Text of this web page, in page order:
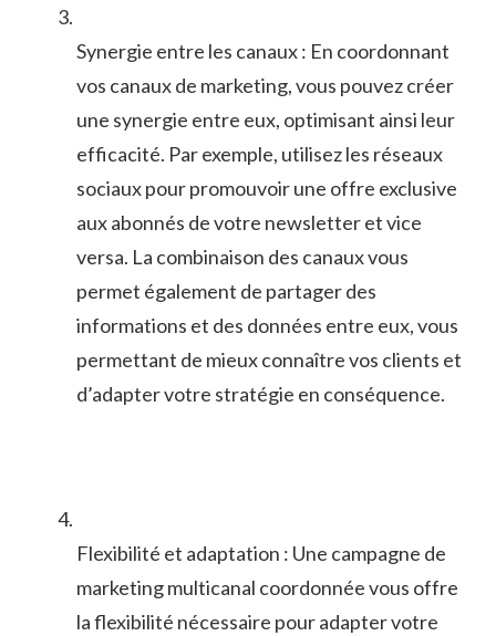
Synergie entre‌ les canaux ⁣: En coordonnant
vos canaux​ de marketing,⁤ vous ⁢pouvez créer
une synergie⁢ entre ‍eux, optimisant ainsi⁤ leur⁤
efficacité. Par exemple, utilisez⁤ les réseaux⁣
sociaux pour promouvoir une offre exclusive‌
aux abonnés ‍de votre newsletter⁤ et vice
versa. La combinaison des ⁣canaux vous
permet également ⁢de partager des
informations‍ et des données entre eux,⁤ vous
permettant de⁤ mieux connaître vos clients et
‍d’adapter votre‌ stratégie en ⁢conséquence.
Flexibilité‌ et adaptation : Une ⁣campagne de⁤
marketing⁤ multicanal coordonnée vous ‍offre⁢
la flexibilité nécessaire⁢ pour⁣ adapter votre‍